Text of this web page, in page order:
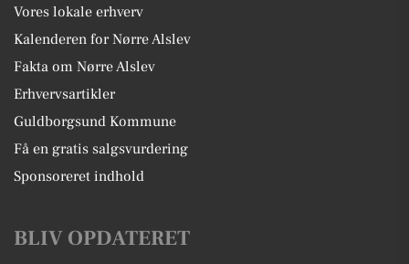
Vores lokale erhverv
Kalenderen for Nørre Alslev
Fakta om Nørre Alslev
Erhvervsartikler
Guldborgsund Kommune
Få en gratis salgsvurdering
Sponsoreret indhold
BLIV OPDATERET